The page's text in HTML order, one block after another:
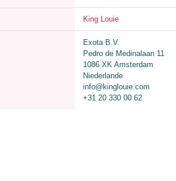
King Louie
Exota B.V.
Pedro de Medinalaan 11
1086 XK Amsterdam
Niederlande
info@kinglouie.com
+31 20 330 00 62